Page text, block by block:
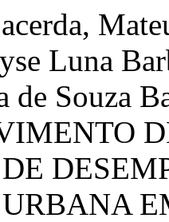
Luna
de Souza